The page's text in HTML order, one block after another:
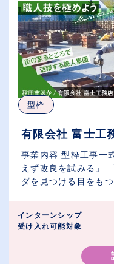
型枠
有限会社 富士工
事業内容 型枠工事一式
えず改良を試みる」
インターンシップ
受け入れ可能対象